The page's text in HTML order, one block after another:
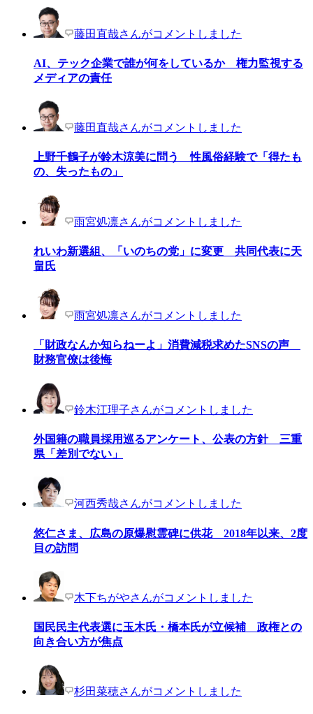
藤田直哉さんがコメントしました
AI、テック企業で誰が何をしているか 権力監視する
メディアの責任
藤田直哉さんがコメントしました
上野千鶴子が鈴木涼美に問う 性風俗経験で「得たも
の、失ったもの」
雨宮処凛さんがコメントしました
れいわ新選組、「いのちの党」に変更 共同代表に天
畠氏
雨宮処凛さんがコメントしました
「財政なんか知らねーよ」消費減税求めたSNSの声
財務官僚は後悔
鈴木江理子さんがコメントしました
外国籍の職員採用巡るアンケート、公表の方針 三重
県「差別でない」
河西秀哉さんがコメントしました
悠仁さま、広島の原爆慰霊碑に供花 2018年以来、2度
目の訪問
木下ちがやさんがコメントしました
国民民主代表選に玉木氏・橋本氏が立候補 政権との
向き合い方が焦点
杉田菜穂さんがコメントしました